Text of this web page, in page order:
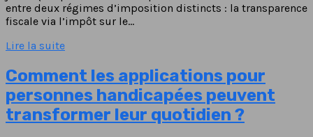
entre deux régimes d’imposition distincts : la transparence
fiscale via l’impôt sur le…
Lire la suite
Comment les applications pour
personnes handicapées peuvent
transformer leur quotidien ?